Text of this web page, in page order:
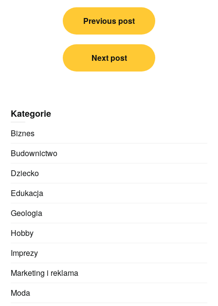
Nawigacja
Previous post
Next post
Kategorie
Biznes
Budownictwo
Dziecko
Edukacja
Geologia
Hobby
Imprezy
Marketing i reklama
Moda